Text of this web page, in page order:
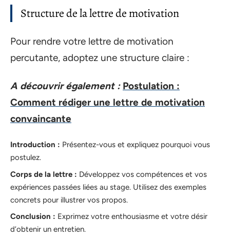
Structure de la lettre de motivation
Pour rendre votre lettre de motivation
percutante, adoptez une structure claire :
A découvrir également : Postulation :
Comment rédiger une lettre de motivation
convaincante
Introduction : Présentez-vous et expliquez pourquoi vous
postulez.
Corps de la lettre : Développez vos compétences et vos
expériences passées liées au stage. Utilisez des exemples
concrets pour illustrer vos propos.
Conclusion : Exprimez votre enthousiasme et votre désir
d’obtenir un entretien.